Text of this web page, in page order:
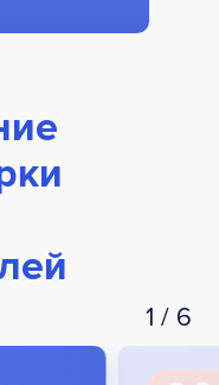
1 / 6